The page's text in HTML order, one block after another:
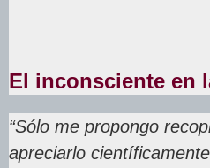
El inconsciente en
“Sólo me propongo
apreciarlo